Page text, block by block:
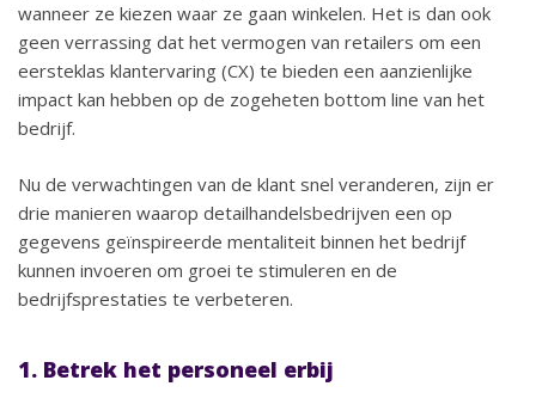
wanneer ze kiezen waar ze gaan winkelen. Het is dan ook
geen verrassing dat het vermogen van retailers om een
eersteklas klantervaring (CX) te bieden een aanzienlijke
impact kan hebben op de zogeheten bottom line van het
bedrijf.
Nu de verwachtingen van de klant snel veranderen, zijn er
drie manieren waarop detailhandelsbedrijven een op
gegevens geïnspireerde mentaliteit binnen het bedrijf
kunnen invoeren om groei te stimuleren en de
bedrijfsprestaties te verbeteren.
1. Betrek het personeel erbij